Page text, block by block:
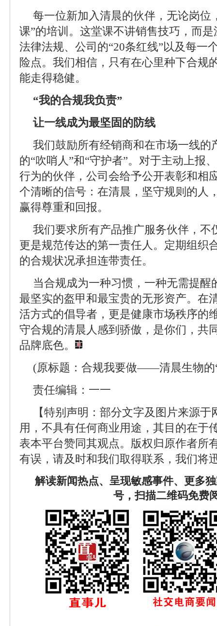
每一位新加入清晨的伙伴，无论岗位
课”的培训。这堂课不讲销售技巧，而
法律法规、公司的“20条红线”以及每一
险点。我们相信，只有在心里种下合规
能走得稳健。
“我的合规我负责”
让一线成为最坚固的防线
我们鼓励所有经销商和在市场一线的
的“吹哨人”和“守护者”。对于主动上报
行为的伙伴，公司会给予公开表彰和相
个清晰的信号：在清晨，坚守规则的人
赢得尊重和回报。
我们要求所有产品推广服务伙伴，不
更是规范传达的第一责任人。定期组织
的合规状况承担连带责任。
当合规成为一种习惯，一种无需提醒
最坚实的盔甲和最宝贵的无形资产。在
活方式的倡导者，更是健康市场秩序的
守合规的清晨人感到骄傲，是你们，共
品牌底色。
(原标题：合规我要做——清晨生物的
责任编辑：一一
【特别声明：部分文字及图片来源
用，不具有任何商业用途，其目的在于
表本平台赞同其观点。版权归原作者所
有误，请及时和我们取得联系，我们将
解读新闻热点、呈现敏感事件、更多
号，扫描二维码免费